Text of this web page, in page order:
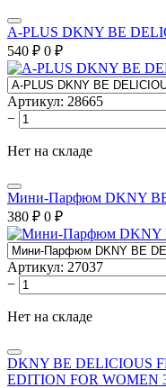
A-PLUS DKNY BE
540 ₽ 0 ₽
Артикул: 28665
−
Нет на складе
Мини-Парфюм DKNY
380 ₽ 0 ₽
Артикул: 27037
−
Нет на складе
DKNY BE DELICIOUS
EDITION FOR WOMEN